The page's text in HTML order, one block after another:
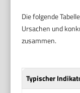
Die folgende
Ursachen und
zusammen.
Typischer